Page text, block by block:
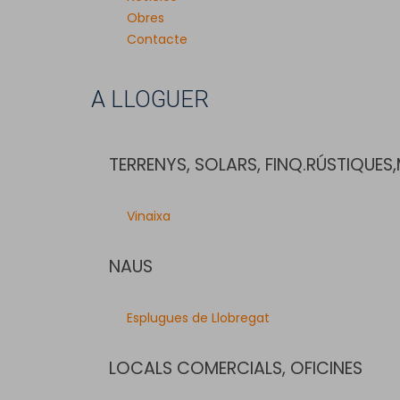
Obres
Contacte
A LLOGUER
TERRENYS, SOLARS,
Vinaixa
NAUS
Esplugues de Llobregat
LOCALS COMERCIALS, OFICINES